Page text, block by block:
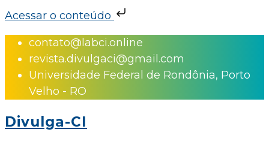
Acessar o conteúdo
Skip
content
contato@labci.online
revista.divulgaci@gmail.com
Universidade Federal de Rondônia, Porto
Velho - RO
Divulga-CI